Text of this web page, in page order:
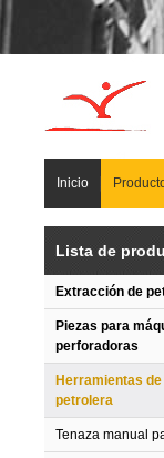
Inicio
Lista de
Extracción de
Piezas para
perforadoras
Herramientas
petrolera
Tenaza manual